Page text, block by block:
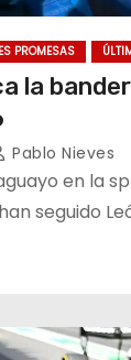
PROMESAS
la
Pablo Nieves
en la
seguido